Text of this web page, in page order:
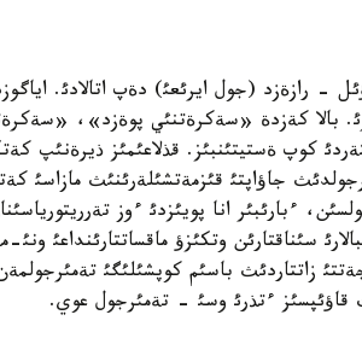
- رازةزد (جول ايرئعئ) دةپ اتالادئ.
بالا كةزدة «سةكرةتنئي پوةزد»،
كوپ ةستيتئنبئز. قذلاعئمئز ذيرةنئپ
جاؤاپتئ قئزمةتشئلةرئنئث مازاسئ
ءبارئبئر انا پويئزدئ ءوز
سئناقتارئن وتكئزؤ ماقساتتارئنداعئ
زاتتاردئث باسئم كوپشئلئگئ
قاؤئپسئز ءتذرئ وسئ - تةمئرجول عوي.